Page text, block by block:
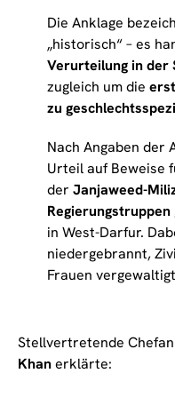
Die Anklage
„historisch“ – es
Verurteilung in der
zugleich um die
zu
Nach Angaben der
Urteil auf Beweise
der Janjaweed-
Regierungstruppen
in West-Darfur.
niedergebrannt,
Frauen
Stellvertretende
Khanerklärte: